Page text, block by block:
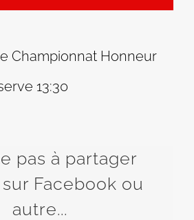
Championnat Honneur
13:30
pas à partager
Facebook ou
autre...